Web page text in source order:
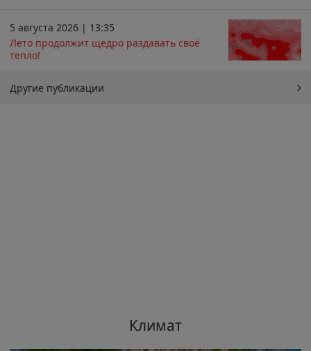
5 августа 2026 | 13:35
Лето продолжит щедро раздавать своё
тепло!
Другие публикации
Климат